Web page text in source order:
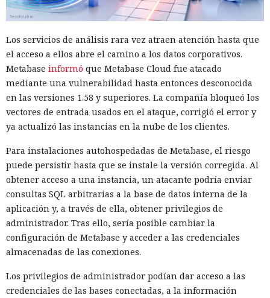
Los servicios de análisis rara vez atraen atención hasta que
el acceso a ellos abre el camino a los datos corporativos.
Metabase informó que Metabase Cloud fue atacado
mediante una vulnerabilidad hasta entonces desconocida
en las versiones 1.58 y superiores. La compañía bloqueó los
vectores de entrada usados en el ataque, corrigió el error y
ya actualizó las instancias en la nube de los clientes.
Para instalaciones autohospedadas de Metabase, el riesgo
puede persistir hasta que se instale la versión corregida. Al
obtener acceso a una instancia, un atacante podría enviar
consultas SQL arbitrarias a la base de datos interna de la
aplicación y, a través de ella, obtener privilegios de
administrador. Tras ello, sería posible cambiar la
configuración de Metabase y acceder a las credenciales
almacenadas de las conexiones.
Los privilegios de administrador podían dar acceso a las
credenciales de las bases conectadas, a la información